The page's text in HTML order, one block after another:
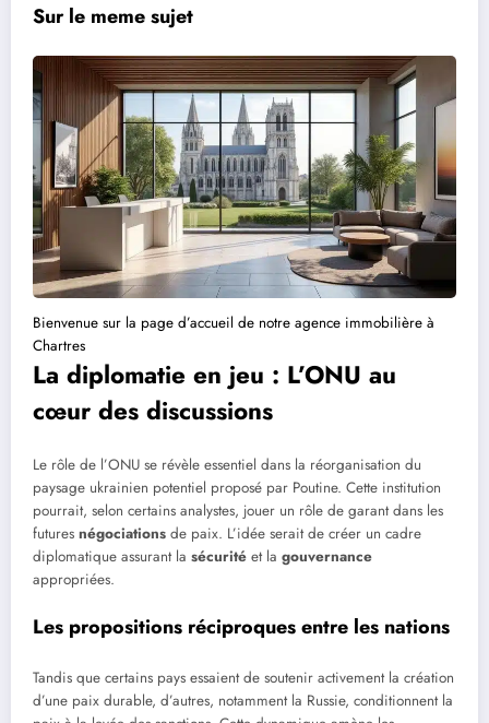
Sur le meme sujet
Bienvenue sur la page d’accueil de notre agence immobilière à
Chartres
La diplomatie en jeu : L’ONU au
cœur des discussions
Le rôle de l’ONU se révèle essentiel dans la réorganisation du
paysage ukrainien potentiel proposé par Poutine. Cette institution
pourrait, selon certains analystes, jouer un rôle de garant dans les
futures négociations de paix. L’idée serait de créer un cadre
diplomatique assurant la sécurité et la gouvernance
appropriées.
Les propositions réciproques entre les nations
Tandis que certains pays essaient de soutenir activement la création
d’une paix durable, d’autres, notamment la Russie, conditionnent la